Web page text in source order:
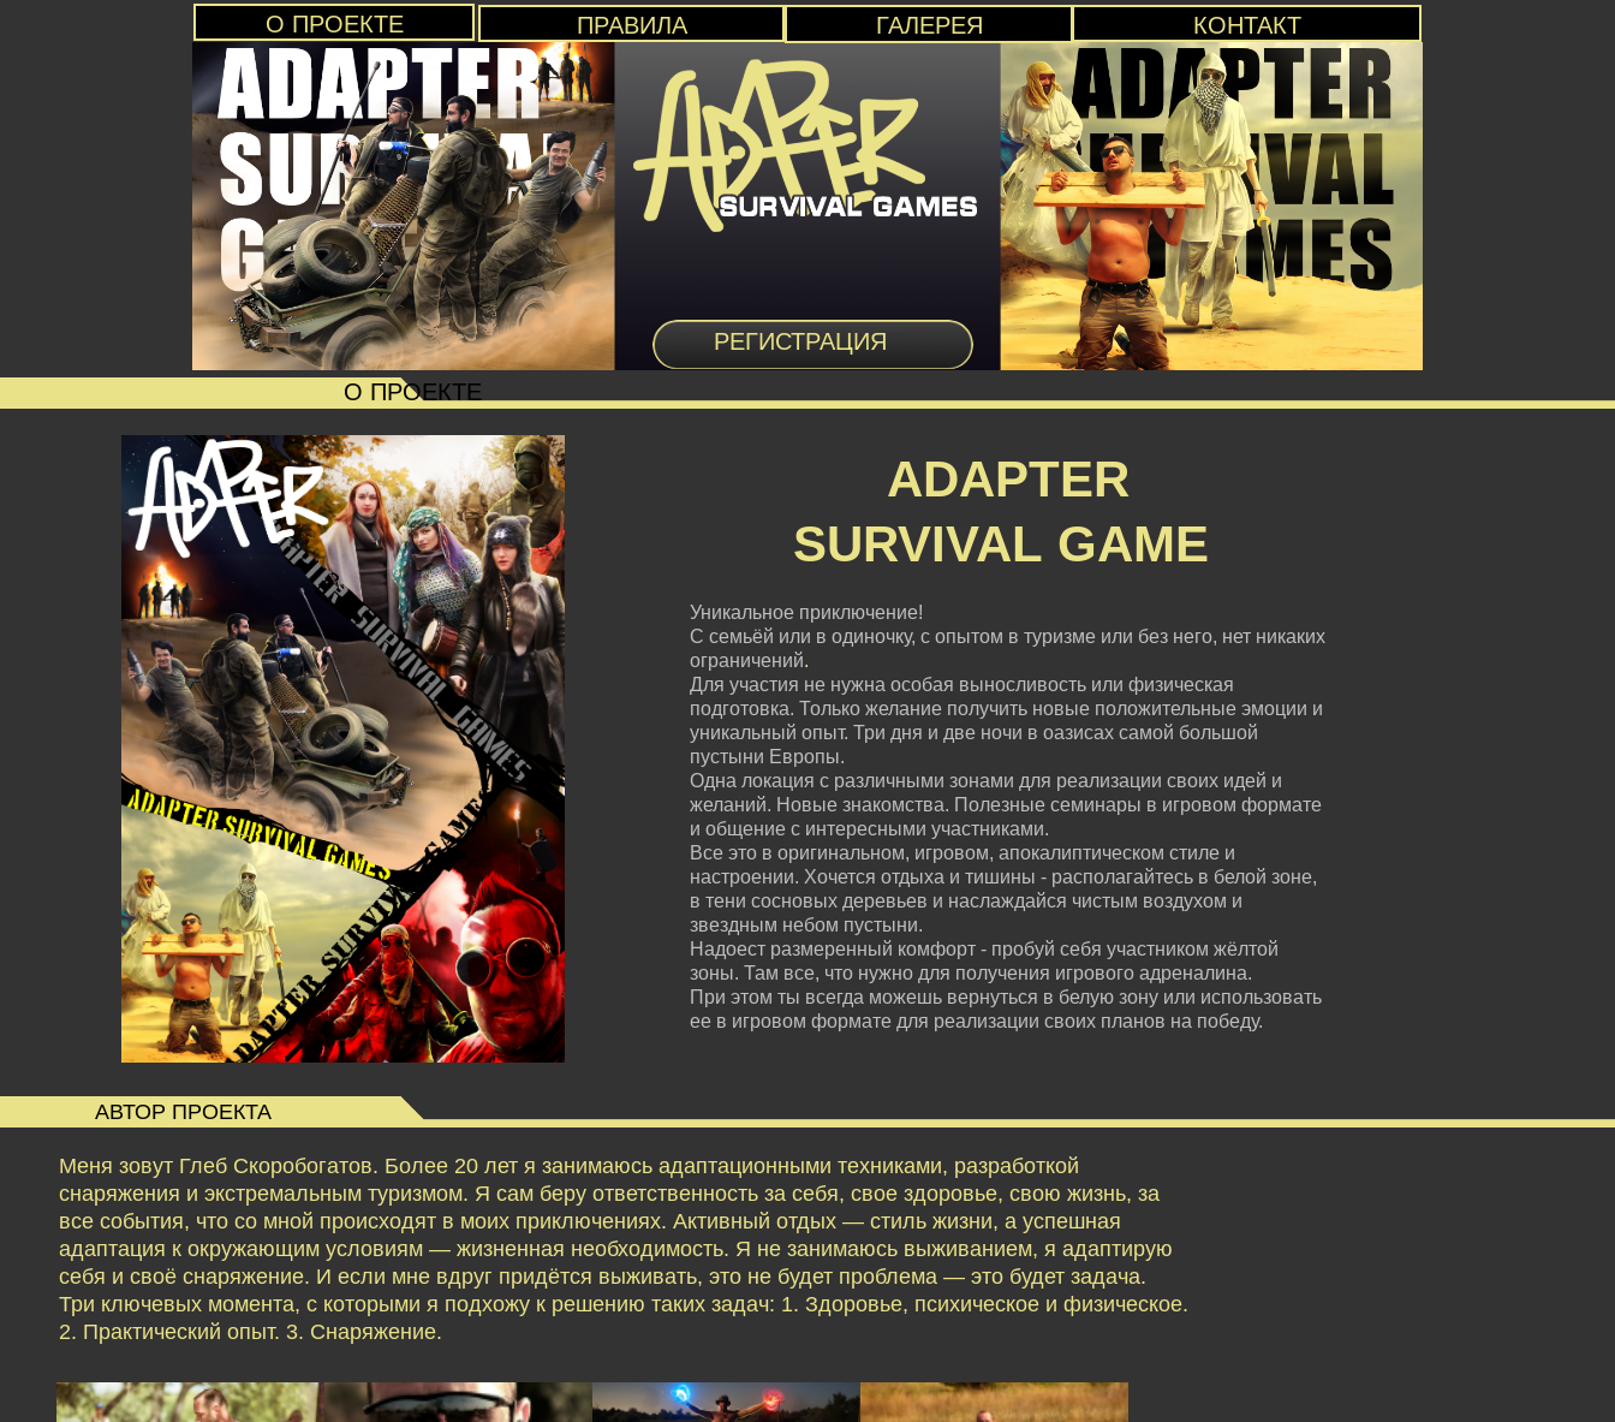
О ПРОЕКТЕ ПРАВИЛА ГАЛЕРЕЯ КОНТАКТ
РЕГИСТРАЦИЯ
О ПРОЕКТЕ
ADAPTER
SURVIVAL GAME
Уникальное приключение!
С семьёй или в одиночку, с опытом в туризме или без него, нет никаких
ограничений.
Для участия не нужна особая выносливость или физическая
подготовка. Только желание получить новые положительные эмоции и
уникальный опыт. Три дня и две ночи в оазисах самой большой
пустыни Европы.
Одна локация с различными зонами для реализации своих идей и
желаний. Новые знакомства. Полезные семинары в игровом формате
и общение с интересными участниками.
Все это в оригинальном, игровом, апокалиптическом стиле и
настроении. Хочется отдыха и тишины - располагайтесь в белой зоне,
в тени сосновых деревьев и наслаждайся чистым воздухом и
звездным небом пустыни.
Надоест размеренный комфорт - пробуй себя участником жёлтой
зоны. Там все, что нужно для получения игрового адреналина.
При этом ты всегда можешь вернуться в белую зону или использовать
ее в игровом формате для реализации своих планов на победу.
АВТОР ПРОЕКТА
Меня зовут Глеб Скоробогатов. Более 20 лет я занимаюсь адаптационными техниками, разработкой
снаряжения и экстремальным туризмом. Я сам беру ответственность за себя, свое здоровье, свою жизнь, за
все события, что со мной происходят в моих приключениях. Активный отдых — стиль жизни, а успешная
адаптация к окружающим условиям — жизненная необходимость. Я не занимаюсь выживанием, я адаптирую
себя и своё снаряжение. И если мне вдруг придётся выживать, это не будет проблема — это будет задача.
Три ключевых момента, с которыми я подхожу к решению таких задач: 1. Здоровье, психическое и физическое.
2. Практический опыт. 3. Снаряжение.